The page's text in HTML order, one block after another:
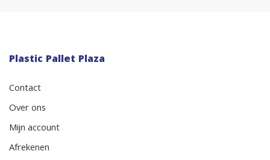
Plastic Pallet Plaza
Contact
Over ons
Mijn account
Afrekenen